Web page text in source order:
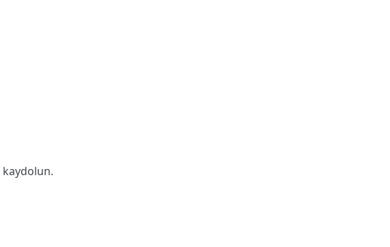
kaydolun.